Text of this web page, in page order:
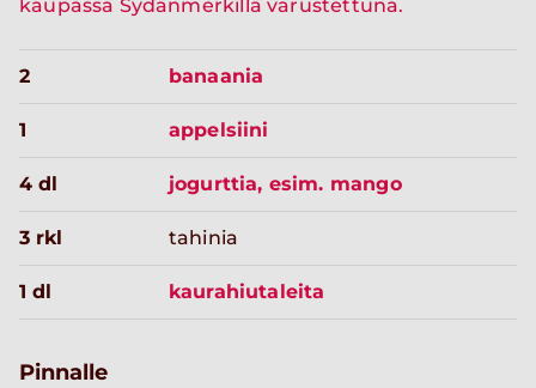
kaupassa Sydänmerkillä varustettuna.
2 banaania
1 appelsiini
4 dl jogurttia, esim. mango
3 rkl tahinia
1 dl kaurahiutaleita
Pinnalle